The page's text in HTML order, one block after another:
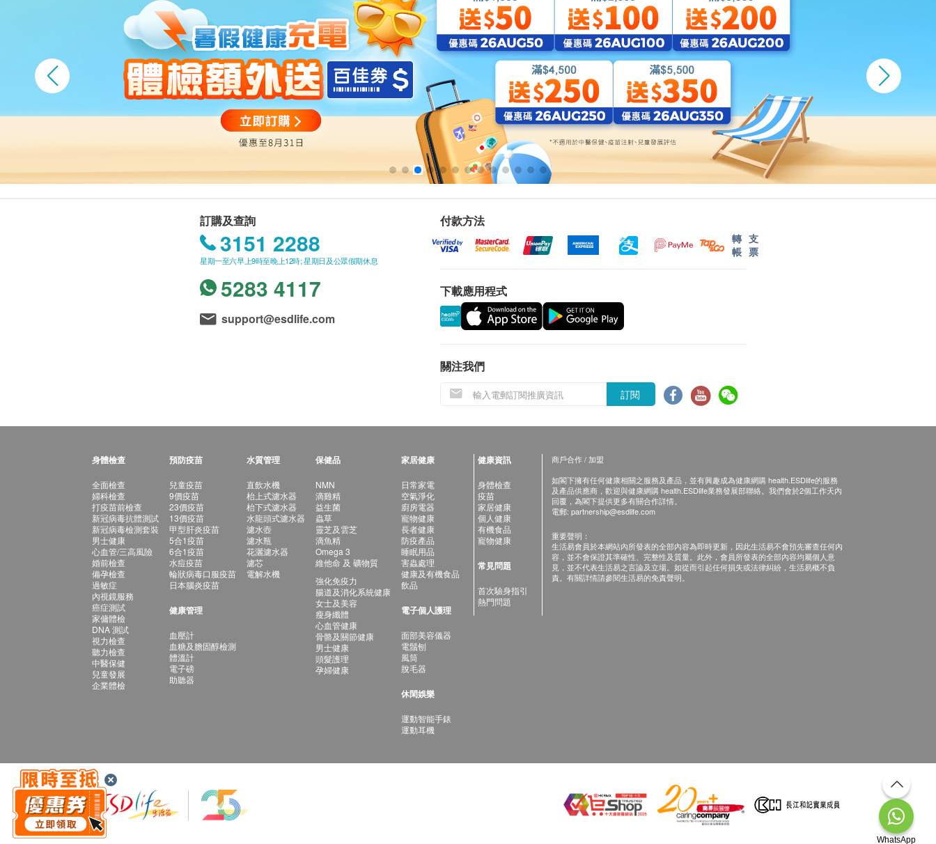
訂購及查詢
3151 2288
星期一至六早上9時至晚上12時; 星期日及公眾假期休息
5283 4117
support@esdlife.com
付款方法
轉
帳
支
票
下載應用程式
關注我們
訂閱
身體檢查
全面檢查
婦科檢查
打疫苗前檢查
新冠病毒抗體測試
新冠病毒檢測套裝
男士健康
心血管/三高風險
婚前檢查
備孕檢查
過敏症
內視鏡服務
癌症測試
家傭體檢
DNA 測試
視力檢查
聽力檢查
中醫保健
兒童發展
企業體檢
預防疫苗
兒童疫苗
9價疫苗
23價疫苗
13價疫苗
甲型肝炎疫苗
5合1疫苗
6合1疫苗
水痘疫苗
輪狀病毒口服疫苗
日本腦炎疫苗
健康管理
血壓計
血糖及膽固醇檢測
體溫計
電子磅
助聽器
水質管理
直飲水機
枱上式濾水器
枱下式濾水器
水龍頭式濾水器
濾水壺
濾水瓶
花灑濾水器
濾芯
電解水機
保健品
NMN
滴雞精
益生菌
蟲草
靈芝及雲芝
滴魚精
Omega 3
維他命 及 礦物質
強化免疫力
腸道及消化系統健康
女士及美容
瘦身纖體
心血管健康
骨骼及關節健康
男士健康
頭髮護理
孕婦健康
家居健康
日常家電
空氣淨化
廚房電器
寵物健康
長者健康
防疫產品
睡眠用品
害蟲處理
健康及有機食品
飲品
電子個人護理
面部美容儀器
電鬚刨
風筒
脫毛器
休閑娛樂
運動智能手錶
運動耳機
健康資訊
身體檢查
疫苗
家居健康
個人健康
有機食品
寵物健康
常見問題
首次驗身指引
熱門問題
商戶合作 / 加盟
如閣下擁有任何健康相關之服務及產品，並有興趣成為健康網購 health.ESDlife的服務
及產品供應商，歡迎與健康網購 health.ESDlife業務發展部聯絡。我們會於2個工作天內
回覆，為閣下提供更多有關合作詳情。
電郵: partnership@esdlife.com
重要聲明：
生活易會員於本網站內所發表的全部內容為即時更新，因此生活易不會預先審查任何內
容，並不會保證其準確性、完整性及質量。此外，會員所發表的全部內容均屬個人意
見，並不代表生活易之言論及立場。如從而引起任何損失或法律糾紛，生活易概不負
責。有關詳情請參閱生活易的免責聲明。
WhatsApp